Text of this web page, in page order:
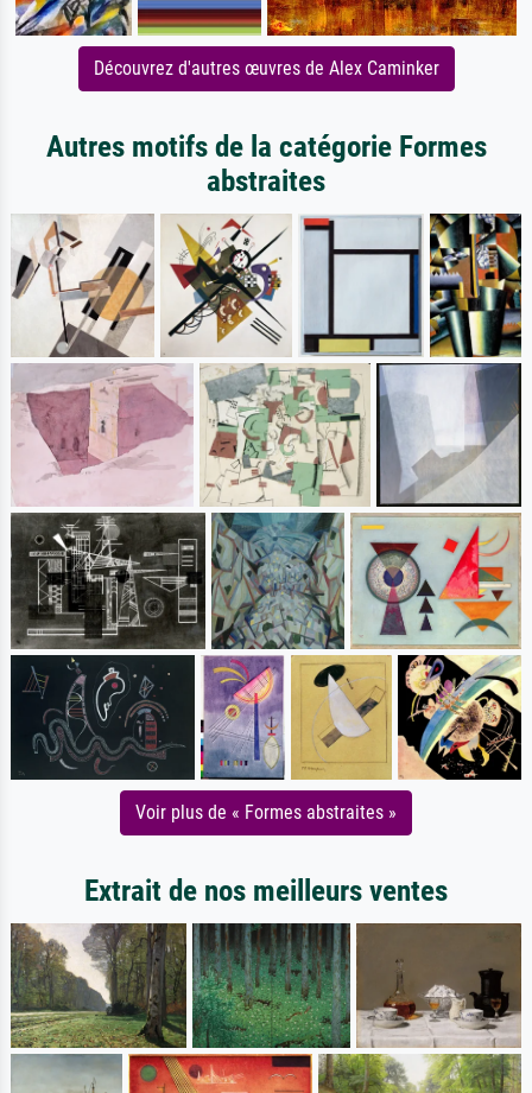
Découvrez d'autres œuvres de Alex Caminker
Autres motifs de la catégorie Formes
abstraites
Voir plus de « Formes abstraites »
Extrait de nos meilleurs ventes